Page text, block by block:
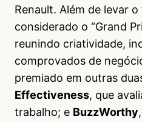
Renault. Além de levar
considerado o “Grand
reunindo criatividade,
comprovados de
premiado em outras
Effectiveness, que
trabalho; e BuzzWorthy